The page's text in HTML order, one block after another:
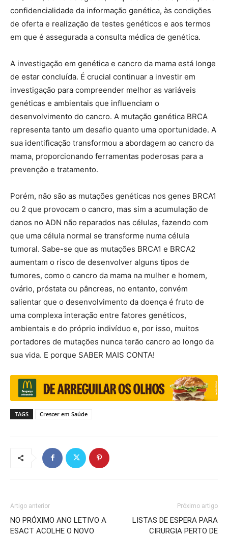
confidencialidade da informação genética, às condições
de oferta e realização de testes genéticos e aos termos
em que é assegurada a consulta médica de genética.
A investigação em genética e cancro da mama está longe
de estar concluída. É crucial continuar a investir em
investigação para compreender melhor as variáveis
genéticas e ambientais que influenciam o
desenvolvimento do cancro. A mutação genética BRCA
representa tanto um desafio quanto uma oportunidade. A
sua identificação transformou a abordagem ao cancro da
mama, proporcionando ferramentas poderosas para a
prevenção e tratamento.
Porém, não são as mutações genéticas nos genes BRCA1
ou 2 que provocam o cancro, mas sim a acumulação de
danos no ADN não reparados nas células, fazendo com
que uma célula normal se transforme numa célula
tumoral. Sabe-se que as mutações BRCA1 e BRCA2
aumentam o risco de desenvolver alguns tipos de
tumores, como o cancro da mama na mulher e homem,
ovário, próstata ou pâncreas, no entanto, convém
salientar que o desenvolvimento da doença é fruto de
uma complexa interação entre fatores genéticos,
ambientais e do próprio indivíduo e, por isso, muitos
portadores de mutações nunca terão cancro ao longo da
sua vida. E porque SABER MAIS CONTA!
TAGS Crescer em Saúde
Artigo anterior
NO PRÓXIMO ANO LETIVO A
ESACT ACOLHE O NOVO
Próximo artigo
LISTAS DE ESPERA PARA
CIRURGIA PERTO DE